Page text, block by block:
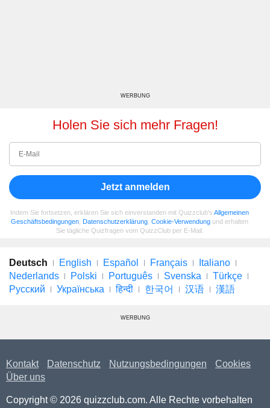
WERBUNG
Holen Sie sich mehr Fragen!
Jetzt anmelden
Indem Sie fortsetzen, erklären Sie sich einverstanden mit Quizzclub's Allgemeinen
Geschäftsbedingungen Datenschutzerklärung Cookie-Verwendung und erhalten
Sie tägliche Quizfragen vom QuizzClub per E-Mail.
Deutsch English Español Français
Italiano
Nederlands
Polski Português Svenska
Türkçe
Русский
Українська हिन्दी 한국어 汉语 漢語
WERBUNG
Kontakt Datenschutz Nutzungsbedingungen
Cookies
Über uns
Copyright © 2026 quizzclub.com. Alle Rechte vorbehalten